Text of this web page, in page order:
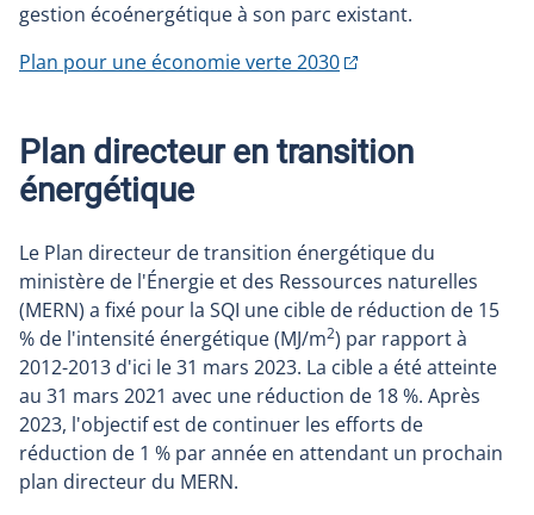
gestion écoénergétique à son parc existant.
Plan pour une économie verte 2030
Plan directeur en transition
énergétique
Le Plan directeur de transition énergétique du
ministère de l'Énergie et des Ressources naturelles
(MERN) a fixé pour la SQI une cible de réduction de 15
% de l'intensité énergétique (MJ/m2) par rapport à
2012-2013 d'ici le 31 mars 2023. La cible a été atteinte
au 31 mars 2021 avec une réduction de 18 %. Après
2023, l'objectif est de continuer les efforts de
réduction de 1 % par année en attendant un prochain
plan directeur du MERN.